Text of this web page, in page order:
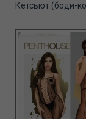
Кетсьют (боди-